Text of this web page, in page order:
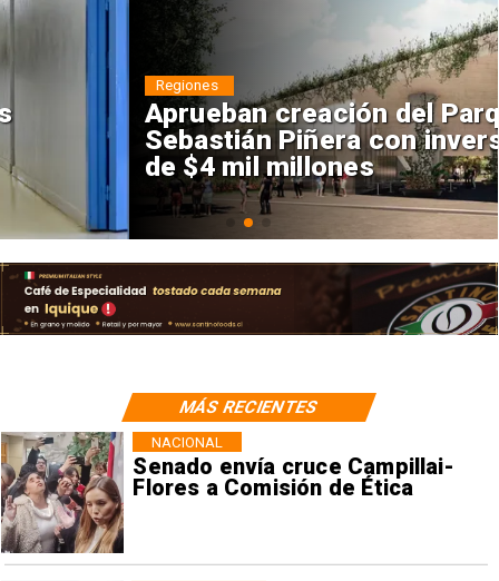
Aprueban creación del Parque
Sebastián Piñera con inversión
de $4 mil millones
Senado envía cruce Campillai-
Flores a Comisión de Ética
NACIONAL
MÁS RECIENTES